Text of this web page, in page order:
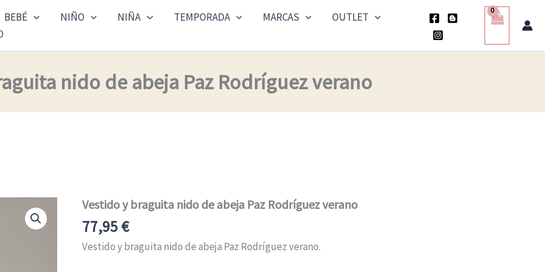
BEBÉ NIÑO NIÑA TEMPORADA MARCAS
OUTLET
nido de abeja Paz Rodríguez verano
Vestido y braguita nido de abeja Paz Rodríguez verano
77,95€
Vestido y braguita nido de abeja Paz Rodríguez verano.
Vestido
braguita
de